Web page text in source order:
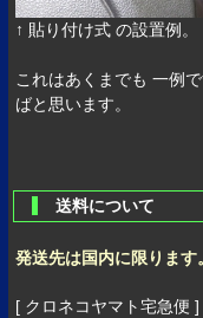
↑ 貼り付け式 の設置例。
これはあくまでも 一例
ばと思います。
送料について
発送先は国内に限ります
[ クロネコヤマト宅急便 ]